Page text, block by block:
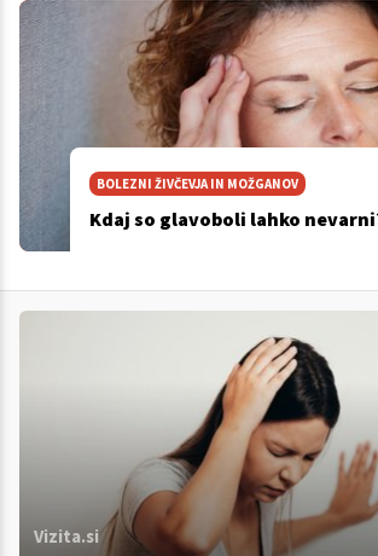
BOLEZNI ŽIVČEVJA IN MOŽGANOV
Kdaj so glavoboli lahko
Vizita.si